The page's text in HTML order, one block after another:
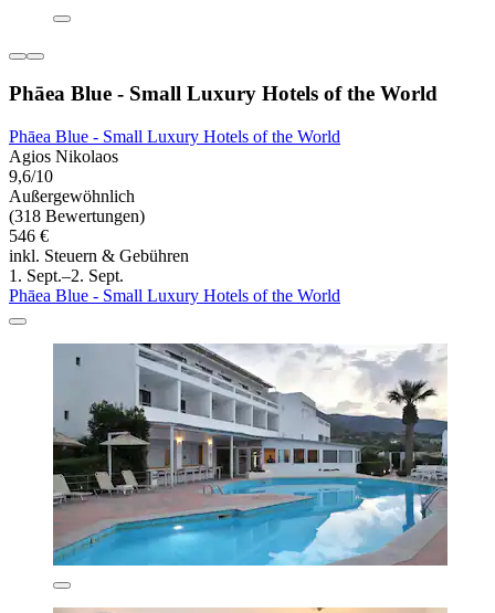
Phāea Blue - Small Luxury Hotels of the World
Phāea Blue - Small Luxury Hotels of the World
Agios Nikolaos
9,6/10
Außergewöhnlich
(318 Bewertungen)
546 €
inkl. Steuern & Gebühren
1. Sept.–2. Sept.
Phāea Blue - Small Luxury Hotels of the World